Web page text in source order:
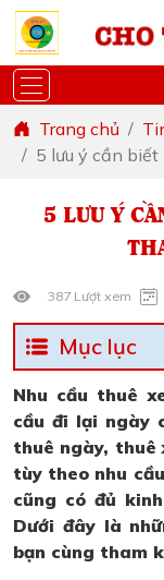
Trang chủ
5 lưu ý cần
5 LƯU Ý
387 Lượt xem
Mục lục
Nhu cầu thuê
cầu đi lại ngày
thuê ngày, thuê
tùy theo nhu
cũng có đủ
Dưới đây là
bạn cùng tham